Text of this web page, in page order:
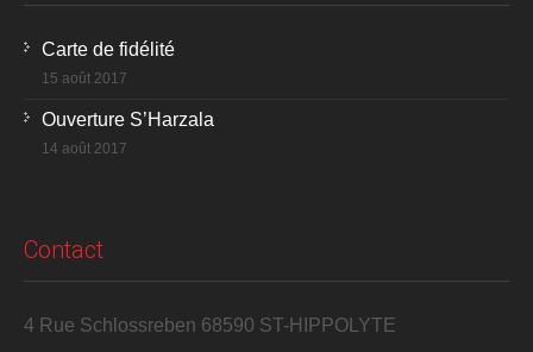
Carte de fidélité
15 août 2017
Ouverture S’Harzala
14 août 2017
Contact
4 Rue Schlossreben 68590 ST-HIPPOLYTE